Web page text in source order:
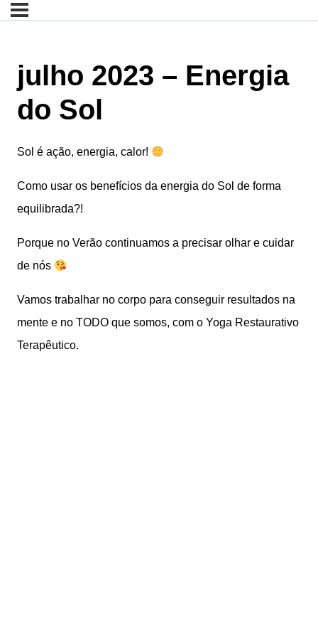
julho 2023 – Energia
do Sol
Sol é ação, energia, calor!
Como usar os benefícios da energia do Sol de forma
equilibrada?!
Porque no Verão continuamos a precisar olhar e cuidar
de nós
Vamos trabalhar no corpo para conseguir resultados na
mente e no TODO que somos, com o Yoga Restaurativo
Terapêutico.